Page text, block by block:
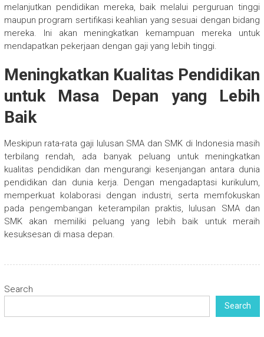
melanjutkan pendidikan mereka, baik melalui perguruan tinggi
maupun program sertifikasi keahlian yang sesuai dengan bidang
mereka. Ini akan meningkatkan kemampuan mereka untuk
mendapatkan pekerjaan dengan gaji yang lebih tinggi.
Meningkatkan Kualitas Pendidikan
untuk Masa Depan yang Lebih
Baik
Meskipun rata-rata gaji lulusan SMA dan SMK di Indonesia masih
terbilang rendah, ada banyak peluang untuk meningkatkan
kualitas pendidikan dan mengurangi kesenjangan antara dunia
pendidikan dan dunia kerja. Dengan mengadaptasi kurikulum,
memperkuat kolaborasi dengan industri, serta memfokuskan
pada pengembangan keterampilan praktis, lulusan SMA dan
SMK akan memiliki peluang yang lebih baik untuk meraih
kesuksesan di masa depan.
Search
Search